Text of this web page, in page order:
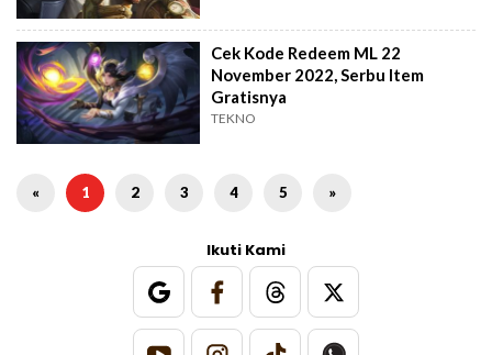
Cek Kode Redeem ML 22
November 2022, Serbu Item
Gratisnya
TEKNO
« 1 2 3 4 5 »
Ikuti Kami